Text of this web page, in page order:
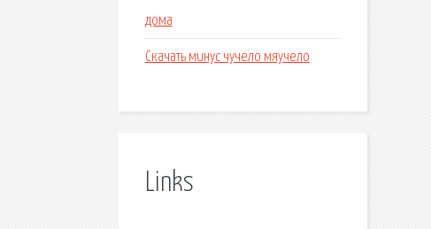
дома
Скачать минус чучело мяучело
Links